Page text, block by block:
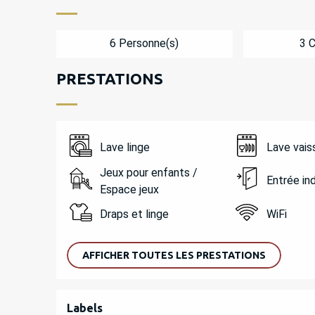
6 Personne(s) 3
PRESTATIONS
Lave linge Lave
Jeux pour enfants /
Espace jeux
Entrée
Draps et linge WiFi
AFFICHER TOUTES LES PRESTATIONS
Labels
Labels